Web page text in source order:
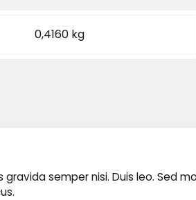
0,4160 kg
semper nisi. Duis leo. Sed